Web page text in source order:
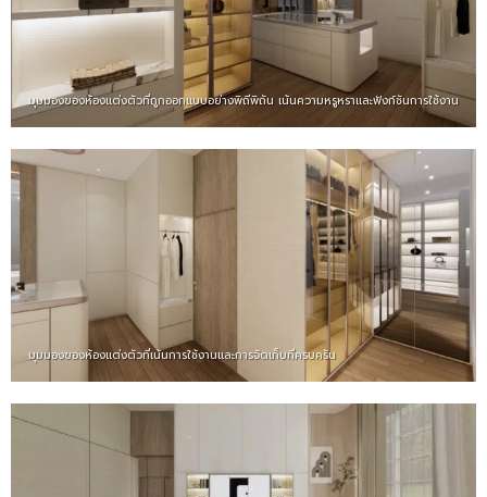
มุมมองของห้องแต่งตัวที่ถูกออกแบบอย่างพิถีพิถัน เน้นความหรูหราและฟังก์ชันการใช้งาน
มุมมองของห้องแต่งตัวที่เน้นการใช้งานและการจัดเก็บที่ครบครัน